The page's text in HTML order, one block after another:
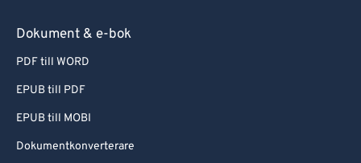
Dokument & e-bok
PDF till WORD
EPUB till PDF
EPUB till MOBI
Dokumentkonverterare